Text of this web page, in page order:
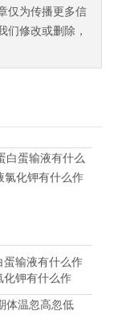
仅为传播更多信
们修改或删除，
蛋输液有什么作
化钾有什么作